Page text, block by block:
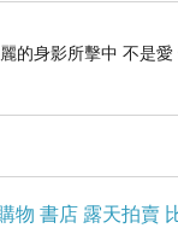
的身影所擊中 不是
物 書店 露天拍賣